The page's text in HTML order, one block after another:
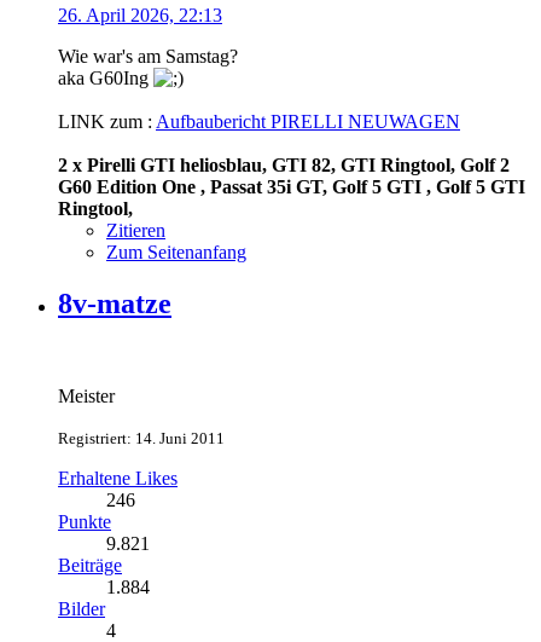
26. April 2026, 22:13
Wie war's am Samstag?
aka G60Ing
LINK zum : Aufbaubericht PIRELLI NEUWAGEN
2 x Pirelli GTI heliosblau, GTI 82, GTI Ringtool, Golf 2
G60 Edition One , Passat 35i GT, Golf 5 GTI , Golf 5 GTI
Ringtool,
Zitieren
Zum Seitenanfang
8v-matze
Meister
Registriert: 14. Juni 2011
Erhaltene Likes
246
Punkte
9.821
Beiträge
1.884
Bilder
4